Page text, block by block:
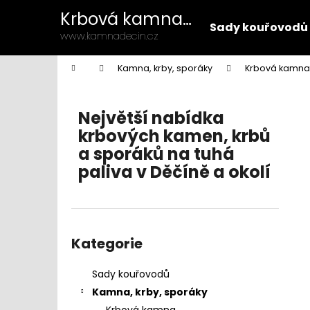
Krbová kamna
Děčín
www.kamnadecin.cz
Sady kouřovodů
Domů Kamna, krby, sporáky Krbová
Největší nabídka
krbových kamen, krbů
a sporáků na tuhá
paliva v Děčíně a okolí
kategorie
Kategorie
Sady kouřovodů
Kamna, krby, sporáky
í
Zpět
do
Zpět
do